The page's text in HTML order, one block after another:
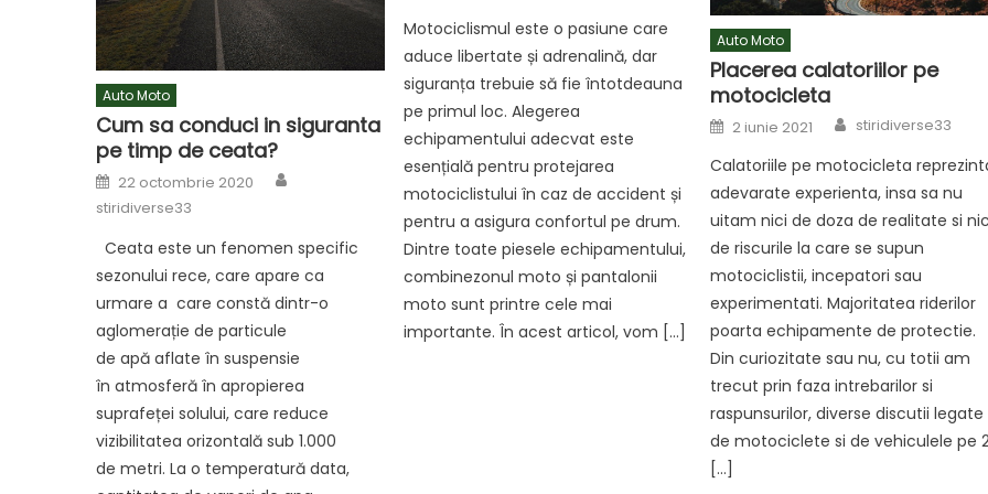
Auto Moto
Cum sa conduci in siguranta
pe timp de ceata?
Posted
on
22 octombrie 2020
stiridiverse33
Ceata este un fenomen specific
sezonului rece, care apare ca
urmare a care constă dintr-o
aglomerație de particule
de apă aflate în suspensie
în atmosferă în apropierea
suprafeței solului, care reduce
vizibilitatea orizontală sub 1.000
de metri. La o temperatură data,
Motociclismul este o pasiune care
aduce libertate și adrenalină, dar
siguranța trebuie să fie întotdeauna
pe primul loc. Alegerea
echipamentului adecvat este
esențială pentru protejarea
motociclistului în caz de accident și
pentru a asigura confortul pe drum.
Dintre toate piesele echipamentului,
combinezonul moto și pantalonii
moto sunt printre cele mai
importante. În acest articol, vom […]
Auto Moto
Placerea calatoriilor pe
motocicleta
Posted
on
2 iunie 2021 Author
stiridiverse33
Calatoriile pe motocicleta
adevarate experienta, insa sa nu
uitam nici de doza de realitate si
de riscurile la care se supun
motociclistii, incepatori sau
experimentati. Majoritatea riderilor
poarta echipamente de protectie.
Din curiozitate sau nu, cu totii am
trecut prin faza intrebarilor si
raspunsurilor, diverse discutii legate
de motociclete si de vehiculele pe
[…]